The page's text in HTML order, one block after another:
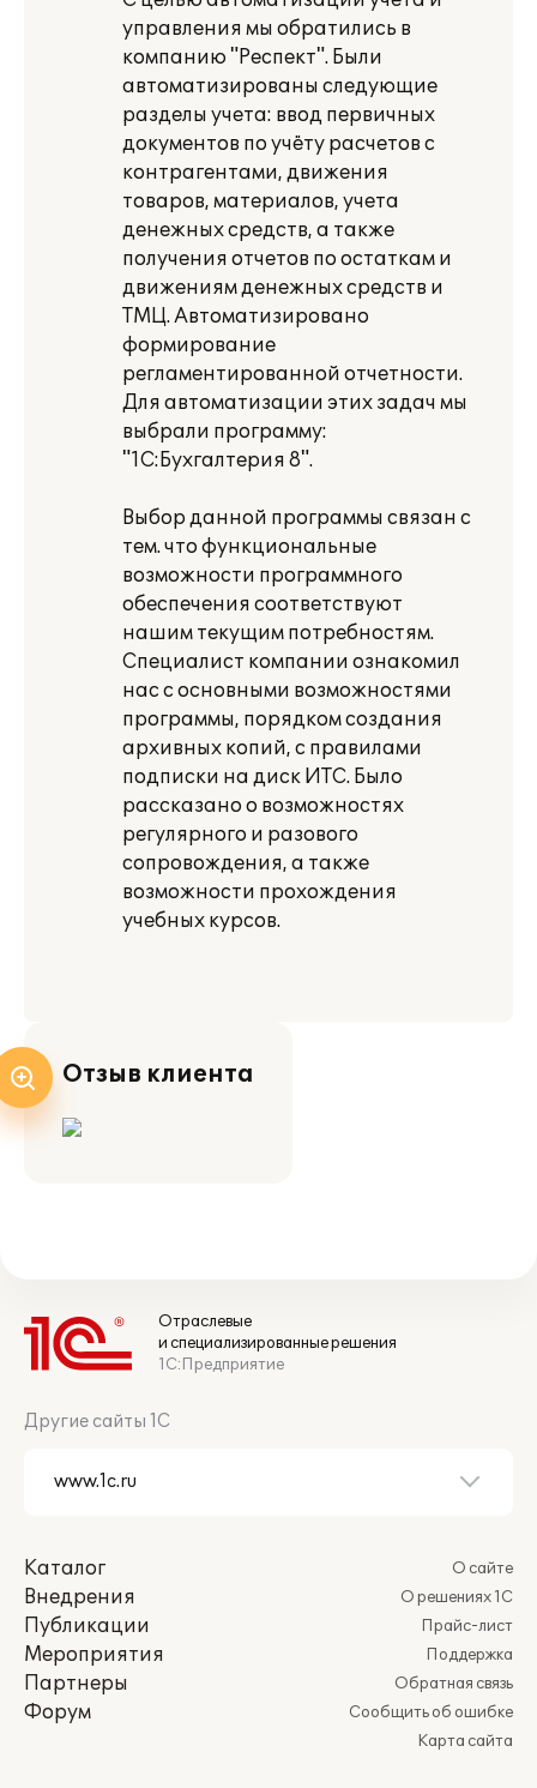
управления мы обратились в
компанию "Респект". Были
автоматизированы следующие
разделы учета: ввод первичных
документов по учёту расчетов с
контрагентами, движения
товаров, материалов, учета
денежных средств, а также
получения отчетов по остаткам и
движениям денежных средств и
ТМЦ. Автоматизировано
формирование
регламентированной отчетности.
Для автоматизации этих задач мы
выбрали программу:
"1С:Бухгалтерия 8".
Выбор данной программы связан с
тем. что функциональные
возможности программного
обеспечения соответствуют
нашим текущим потребностям.
Специалист компании ознакомил
нас с основными возможностями
программы, порядком создания
архивных копий, с правилами
подписки на диск ИТС. Было
рассказано о возможностях
регулярного и разового
сопровождения, а также
возможности прохождения
учебных курсов.
Отзыв клиента
Отраслевые
и специализированные решения
1С:Предприятие
Другие сайты 1С
Каталог
Внедрения
Публикации
Мероприятия
Партнеры
Форум
О сайте
О решениях 1С
Прайс-лист
Поддержка
Обратная связь
Сообщить об ошибке
Карта сайта